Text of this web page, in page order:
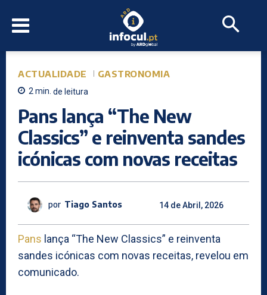
ACTUALIDADE GASTRONOMIA
2min. de leitura
Pans lança “The New
Classics” e reinventa sandes
icónicas com novas receitas
por Tiago Santos 14 de Abril, 2026
Pans lança “The New Classics” e reinventa
sandes icónicas com novas receitas, revelou em
comunicado.